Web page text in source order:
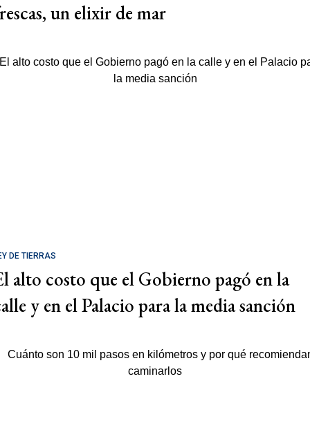
un elixir de mar
DE TIERRAS
alto costo que el Gobierno pagó en la
y en el Palacio para la media sanción